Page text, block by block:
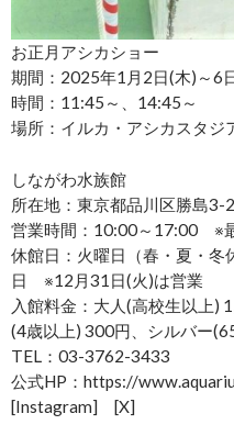
お正月アシカショー
期間：2025年1月2日(木)～6
時間：11:45～、14:45～
場所：イルカ・アシカスタジ
しながわ水族館
所在地：東京都品川区勝島3-
営業時間：10:00～17:00 ※
休館日：火曜日（春・夏・冬
日 ※12月31日(火)は営業
入館料金：大人(高校生以上)
(4歳以上) 300円、シルバー
TEL：03-3762-3433
公式HP：https://
[Instagram] [X]